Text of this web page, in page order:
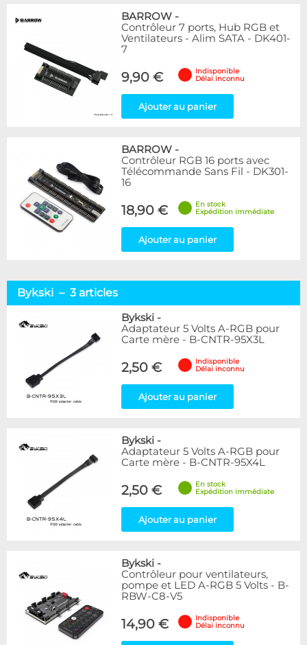
BARROW -
Contrôleur 7 ports, Hub RGB et
Ventilateurs - Alim SATA - DK401-
7
9,90 €
Indisponible
Délai inconnu
Ajouter au panier
BARROW -
Contrôleur RGB 16 ports avec
Télécommande Sans Fil - DK301-
16
18,90 €
En stock
Expédition immédiate
Ajouter au panier
Bykski – 3 articles
Bykski -
Adaptateur 5 Volts A-RGB pour
Carte mère - B-CNTR-95X3L
2,50 €
Indisponible
Délai inconnu
Ajouter au panier
Bykski -
Adaptateur 5 Volts A-RGB pour
Carte mère - B-CNTR-95X4L
2,50 €
En stock
Expédition immédiate
Ajouter au panier
Bykski -
Contrôleur pour ventilateurs,
pompe et LED A-RGB 5 Volts - B-
RBW-C8-V5
14,90 €
Indisponible
Délai inconnu